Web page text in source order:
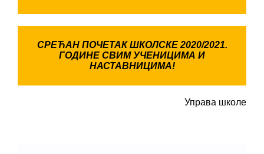
СРЕЋАН ПОЧЕТАК ШКОЛСКЕ 2020/2021.
ГОДИНЕ СВИМ УЧЕНИЦИМА И
НАСТАВНИЦИМА!
Управа школе